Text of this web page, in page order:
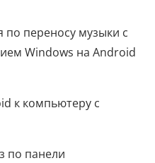
по переносу музыки с
Windows на Android
к компьютеру с
по панели